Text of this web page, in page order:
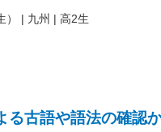
| 九州 | 高2生
る古語や語法の確認